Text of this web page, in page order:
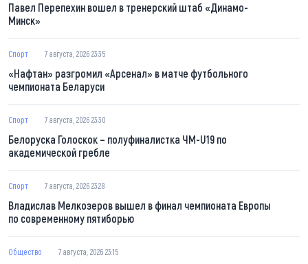
Павел Перепехин вошел в тренерский штаб «Динамо-
Минск»
Спорт 7 августа, 2026 23:35
«Нафтан» разгромил «Арсенал» в матче футбольного
чемпионата Беларуси
Спорт 7 августа, 2026 23:30
Белоруска Голоскок – полуфиналистка ЧМ-U19 по
академической гребле
Спорт 7 августа, 2026 23:28
Владислав Мелкозеров вышел в финал чемпионата Европы
по современному пятиборью
Общество 7 августа, 2026 23:15